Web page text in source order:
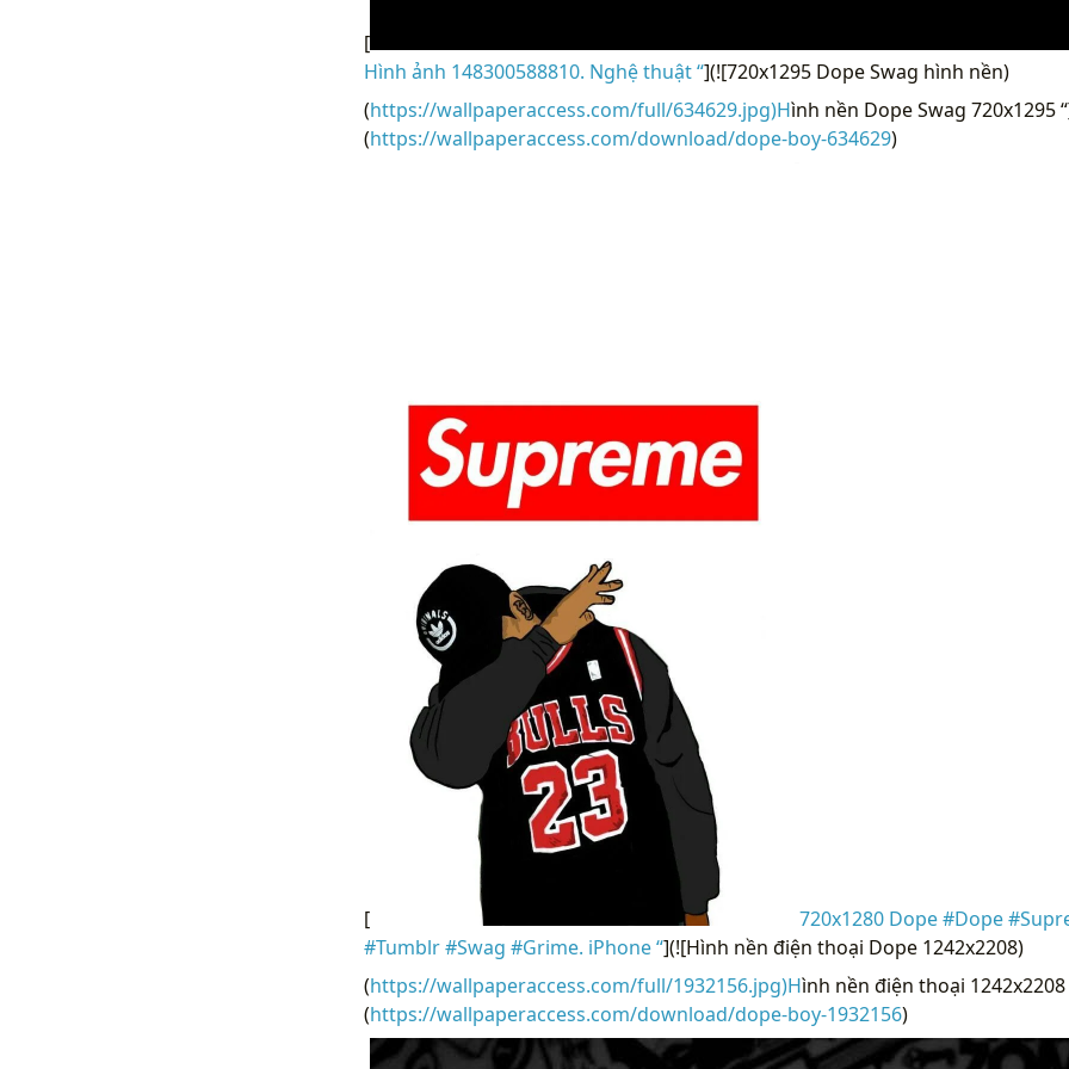
[
Hình ảnh 148300588810. Nghệ thuật “](![720x1295 Dope Swag hình nền)
(https://wallpaperaccess.com/full/634629.jpg)Hình nền Dope Swag 720x1295
(https://wallpaperaccess.com/download/dope-boy-634629)
[
720x1280 Dope #Dope
#Tumblr #Swag #Grime. iPhone “](![Hình nền điện thoại Dope 1242x2208)
(https://wallpaperaccess.com/full/1932156.jpg)Hình nền điện thoại 1242x2208
(https://wallpaperaccess.com/download/dope-boy-1932156)